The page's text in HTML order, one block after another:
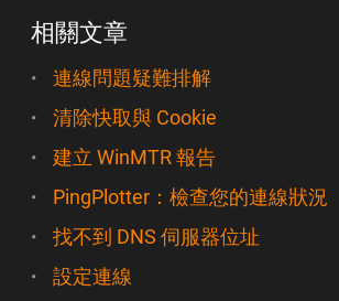
相關文章
連線問題疑難排解
清除快取與 Cookie
建立 WinMTR 報告
PingPlotter：檢查您的連線狀況
找不到 DNS 伺服器位址
設定連線